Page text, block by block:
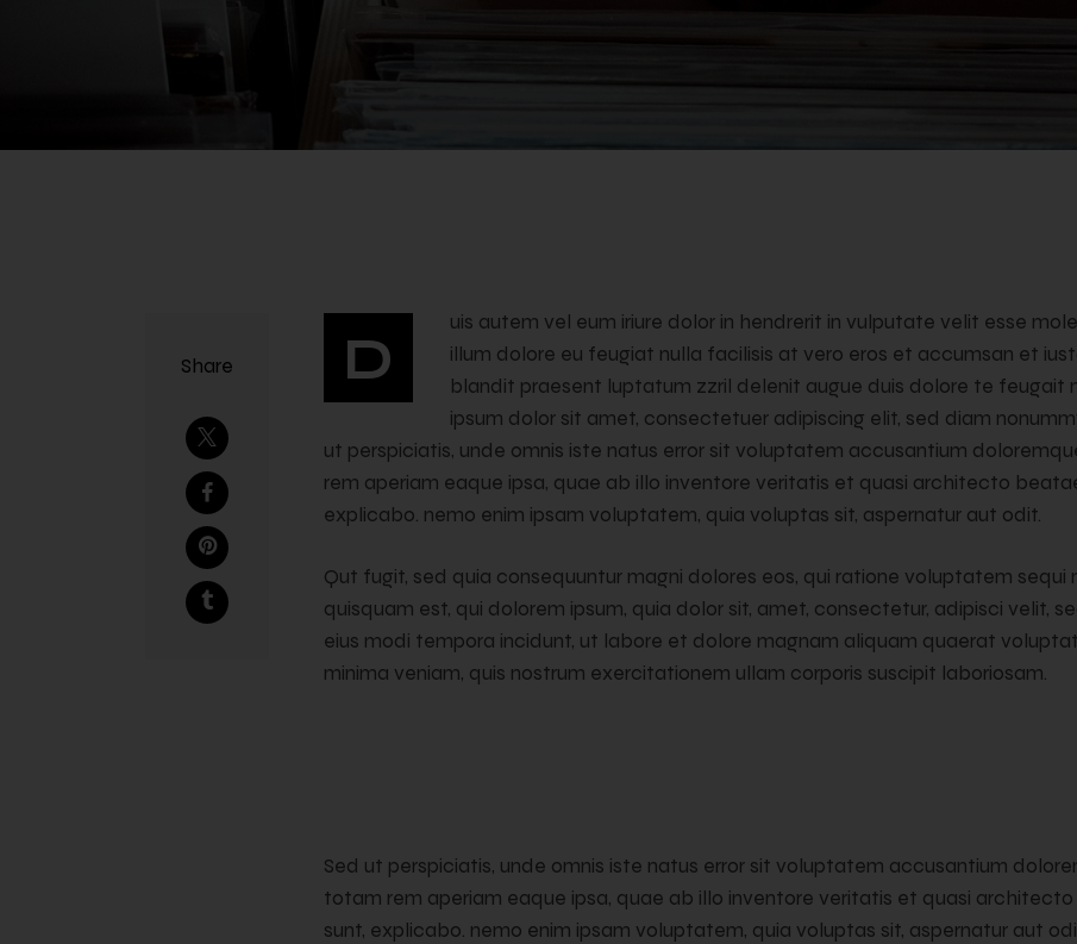
Share D
uis autem vel eum iriure dolor in hendrerit in vulputate velit esse
illum dolore eu feugiat nulla facilisis at vero eros et accumsan et
blandit praesent luptatum zzril delenit augue duis dolore te feugait
ipsum dolor sit amet, consectetuer adipiscing elit, sed diam
ut perspiciatis, unde omnis iste natus error sit voluptatem accusantium
rem aperiam eaque ipsa, quae ab illo inventore veritatis et quasi architecto
explicabo. nemo enim ipsam voluptatem, quia voluptas sit, aspernatur aut odit.
Qut fugit, sed quia consequuntur magni dolores eos, qui ratione voluptatem sequi
quisquam est, qui dolorem ipsum, quia dolor sit, amet, consectetur, adipisci velit,
eius modi tempora incidunt, ut labore et dolore magnam aliquam quaerat
minima veniam, quis nostrum exercitationem ullam corporis suscipit laboriosam.
Sed ut perspiciatis, unde omnis iste natus error sit voluptatem accusantium
totam rem aperiam eaque ipsa, quae ab illo inventore veritatis et quasi
sunt, explicabo. nemo enim ipsam voluptatem, quia voluptas sit, aspernatur aut